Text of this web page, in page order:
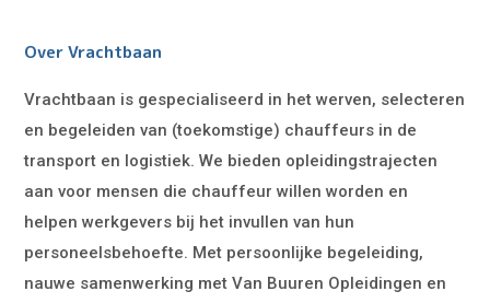
Over Vrachtbaan
Vrachtbaan is gespecialiseerd in het werven, selecteren
en begeleiden van (toekomstige) chauffeurs in de
transport en logistiek. We bieden opleidingstrajecten
aan voor mensen die chauffeur willen worden en
helpen werkgevers bij het invullen van hun
personeelsbehoefte. Met persoonlijke begeleiding,
nauwe samenwerking met Van Buuren Opleidingen en